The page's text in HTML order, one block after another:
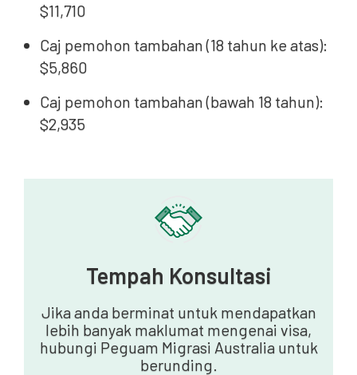
$11,710
Caj pemohon tambahan (18 tahun ke atas):
$5,860
Caj pemohon tambahan (bawah 18 tahun):
$2,935
Tempah Konsultasi
Jika anda berminat untuk mendapatkan
lebih banyak maklumat mengenai visa,
hubungi Peguam Migrasi Australia untuk
berunding.